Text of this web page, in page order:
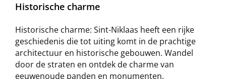
Historische charme
Historische charme: Sint-Niklaas heeft een rijke
geschiedenis die tot uiting komt in de prachtige
architectuur en historische gebouwen. Wandel
door de straten en ontdek de charme van
eeuwenoude panden en monumenten.